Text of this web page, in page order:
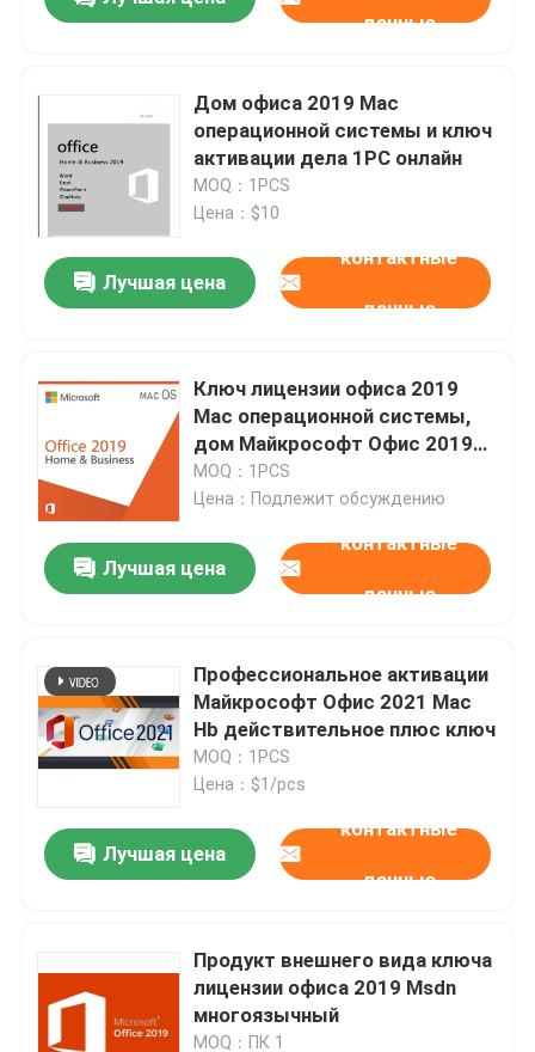
Продукты
Видеозаписи
О нас
Свяжитесь с нами
Запросите цитату
Office 2024 Key Купить
положительная величина офиса 2021
данные
Дом офиса 2019 Mac
операционной системы и ключ
активации дела 1PC онлайн
MOQ：1PCS
Цена：$10
Лучшая цена
контактные
данные
Ключ лицензии офиса 2019
Mac операционной системы,
дом Майкрософт Офис 2019
продолжительности жизни и
ключ продукта дела
MOQ：1PCS
Цена：Подлежит обсуждению
Лучшая цена
контактные
данные
Профессиональное активации
Майкрософт Офис 2021 Mac
Hb действительное плюс ключ
MOQ：1PCS
Цена：$1/pcs
Лучшая цена
контактные
данные
Продукт внешнего вида ключа
лицензии офиса 2019 Msdn
многоязычный
MOQ：ПК 1